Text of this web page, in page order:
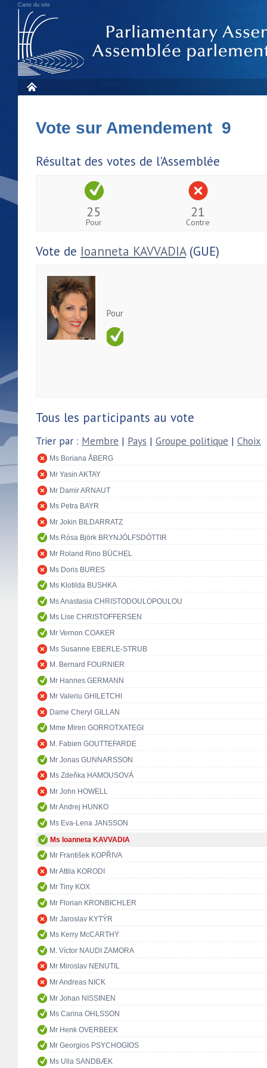
Carte du site
Vote sur Amendement 9
Résultat des votes de l'Assemblée
25
Pour
21
Contre
Vote de Ioanneta KAVVADIA(GUE)
Pour
Tous les participants au vote
Trier par : Membre | Pays | Groupe politique | Choix
Ms Boriana ÅBERG
Mr Yasin AKTAY
Mr Damir ARNAUT
Ms Petra BAYR
Mr Jokin BILDARRATZ
Ms Rósa Björk BRYNJÓLFSDÓTTIR
Mr Roland Rino BÜCHEL
Ms Doris BURES
Ms Klotilda BUSHKA
Ms Anastasia CHRISTODOULOPOULOU
Ms Lise CHRISTOFFERSEN
Mr Vernon COAKER
Ms Susanne EBERLE-STRUB
M. Bernard FOURNIER
Mr Hannes GERMANN
Mr Valeriu GHILETCHI
Dame Cheryl GILLAN
Mme Miren GORROTXATEGI
M. Fabien GOUTTEFARDE
Mr Jonas GUNNARSSON
Ms Zdeňka HAMOUSOVÁ
Mr John HOWELL
Mr Andrej HUNKO
Ms Eva-Lena JANSSON
Ms Ioanneta KAVVADIA
Mr František KOPŘIVA
Mr Attila KORODI
Mr Tiny KOX
Mr Florian KRONBICHLER
Mr Jaroslav KYTÝR
Ms Kerry McCARTHY
M. Víctor NAUDI ZAMORA
Mr Miroslav NENUTIL
Mr Andreas NICK
Mr Johan NISSINEN
Ms Carina OHLSSON
Mr Henk OVERBEEK
Mr Georgios PSYCHOGIOS
Ms Ulla SANDBÆK